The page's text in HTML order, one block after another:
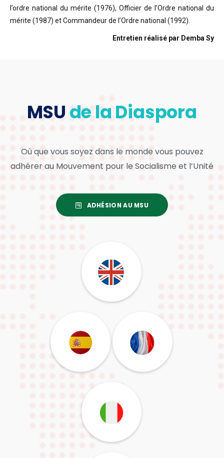
l’ordre national du mérite (1976), Officier de l’Ordre national du
mérite (1987) et Commandeur de l’Ordre national (1992).
Entretien réalisé par Demba Sy
MSU de la Diaspora
Où que vous soyez dans le monde vous pouvez
adhérer au Mouvement pour le Socialisme et l’Unité
ADHÉSION AU MSU